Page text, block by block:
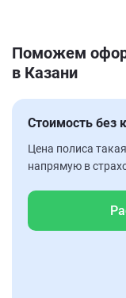
Поможем
в Казани
Стоимость без
Цена полиса
напрямую в